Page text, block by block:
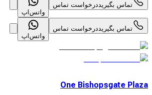
تماس بگیرید درخواست تماس
واتس‌اپ
تماس بگیرید درخواست تماس
واتس‌اپ
One Bishopsgate Plaza